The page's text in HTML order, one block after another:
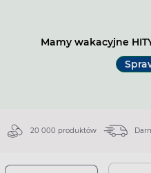
Mamy wakacyjne
20 000 produktów